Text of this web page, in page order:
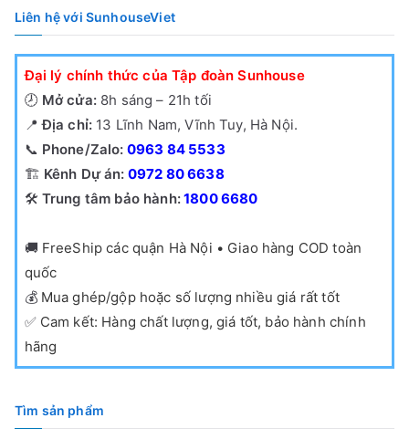
Liên hệ với SunhouseViet
Đại lý chính thức của Tập đoàn Sunhouse
🕗 Mở cửa:8h sáng – 21h tối
📍Địa chỉ: 13 Lĩnh Nam, Vĩnh Tuy, Hà Nội.
📞 Phone/Zalo: 0963 84 5533
🏗️ Kênh Dự án: 0972 80 6638
🛠️ Trung tâm bảo hành:1800 6680
🚚 FreeShip các quận Hà Nội • Giao hàng COD toàn
quốc
💰 Mua ghép/gộp hoặc số lượng nhiều giá rất tốt
✅ Cam kết: Hàng chất lượng, giá tốt, bảo hành chính
hãng
Tìm sản phẩm